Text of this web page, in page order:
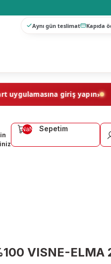
Aynı gün teslimat Kapıda
Kart uygulamasına giriş
Sepetim
NaN
VISNE-ELMA